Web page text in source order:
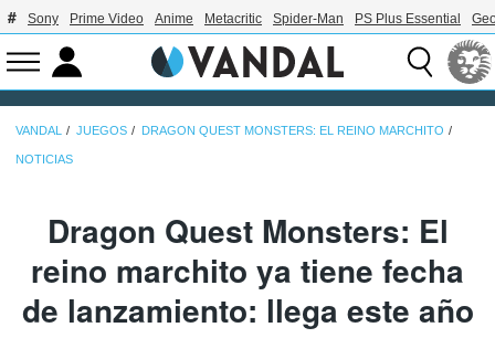
Sony Prime Video Anime Metacritic Spider-Man PS Plus Essential
VANDAL JUEGOS DRAGON QUEST MONSTERS: EL REINO MARCHITO
NOTICIAS
Dragon Quest Monsters: El
reino marchito ya tiene fecha
de lanzamiento: llega este año